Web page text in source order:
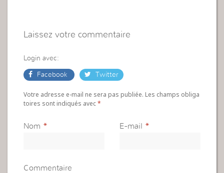
Laissez votre commentaire
Login avec:
Facebook Twitter
Votre adresse e-mail ne sera pas publiée. Les champs obliga
toires sont indiqués avec*
Nom * E-mail *
Commentaire